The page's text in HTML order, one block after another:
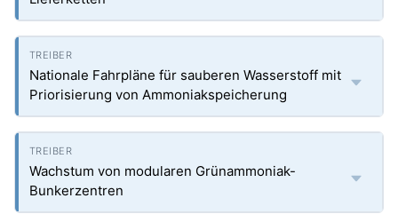
Nationale Fahrpläne für sauberen Wasserstoff mit
Priorisierung von Ammoniakspeicherung
Wachstum von modularen Grünammoniak-
Bunkerzentren